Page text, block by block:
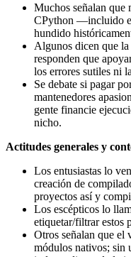
Muchos señalan que
CPython —incluido
hundido
Algunos dicen que
responden que
los errores sutiles ni
Se debate si pagar
mantenedores
gente financie
nicho.
Actitudes generales y
Los entusiastas lo
creación de
proyectos así y
Los escépticos lo
etiquetar/filtrar estos
Otros señalan que el
módulos nativos; sin